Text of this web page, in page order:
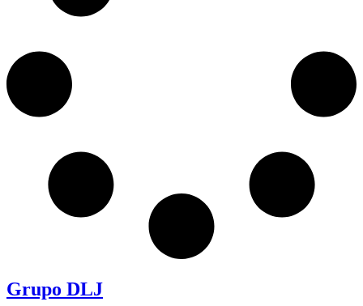
Grupo DLJ